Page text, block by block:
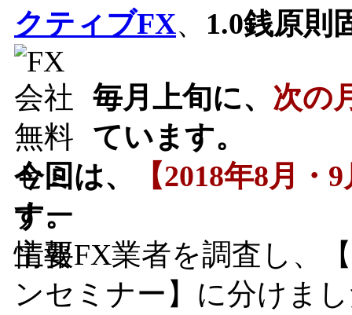
クティブFX、 1.0銭原則
毎月上旬に、 次の
ています。
今回は、
【2018年8月
す。
主要FX業者を調査し、
ンセミナー】に分けま